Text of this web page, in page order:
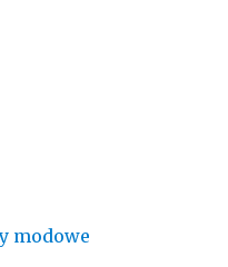
modowe